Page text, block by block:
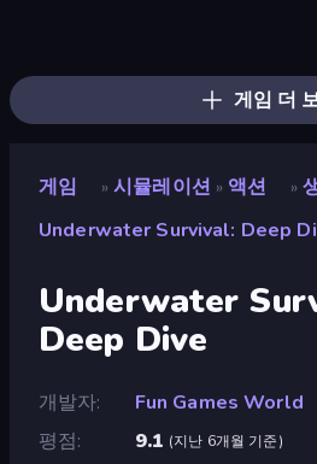
게임 더
게임 » 시뮬레이션 » 액션 »
Underwater Survival: Deep
Underwater
Deep Dive
개발자
Fun Games World
평점
9.1 (지난 6개월 기준)